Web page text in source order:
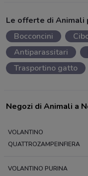
Le offerte di Animali
Bocconcini
Antiparassitari
Trasportino gatto
Negozi di Animali a
VOLANTINO
QUATTROZAMPEINFIERA
VOLANTINO PURINA